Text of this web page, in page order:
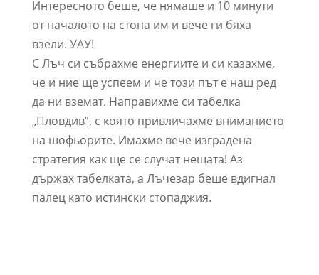
Интересното беше, че нямаше и 10 минути
от началото на стопа им и вече ги бяха
взели. УАУ!
С Лъч си събрахме енергиите и си казахме,
че и ние ще успеем и че този път е наш ред
да ни вземат. Направихме си табелка
„Пловдив”, с която привличахме вниманието
на шофьорите. Имахме вече изградена
стратегия как ще се случат нещата! Аз
държах табелката, а Лъчезар беше вдигнал
палец като истински стопаджия.